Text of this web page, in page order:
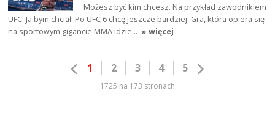
Możesz być kim chcesz. Na przykład zawodnikiem
UFC. Ja bym chciał. Po UFC 6 chcę jeszcze bardziej. Gra, która opiera się
na sportowym gigancie MMA idzie… » więcej
1 2 3 4 5
1725 na 173 stronach